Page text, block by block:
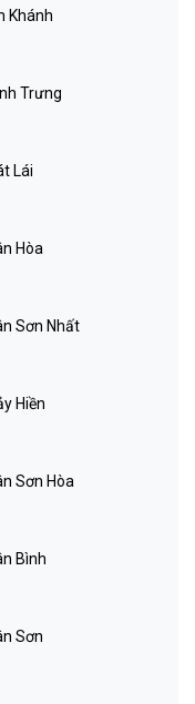
Khánh
Trưng
Lái
Hòa
Sơn Nhất
Hiền
Sơn Hòa
Bình
Sơn